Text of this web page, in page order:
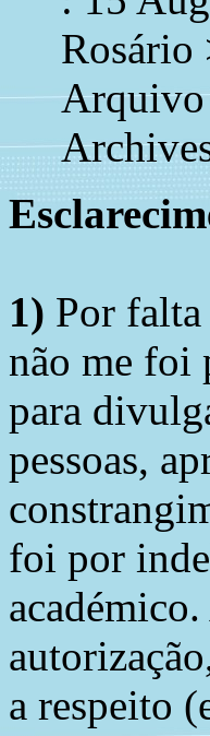
Rosário
Arquivo
1) Por
não me foi
para
pessoas,
foi por
a respeito